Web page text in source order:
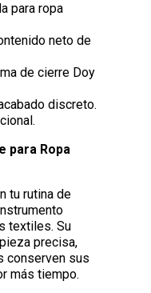
para ropa
neto de
de cierre Doy
discreto.
para Ropa
tu rutina de
textiles. Su
precisa,
conserven sus
más tiempo.